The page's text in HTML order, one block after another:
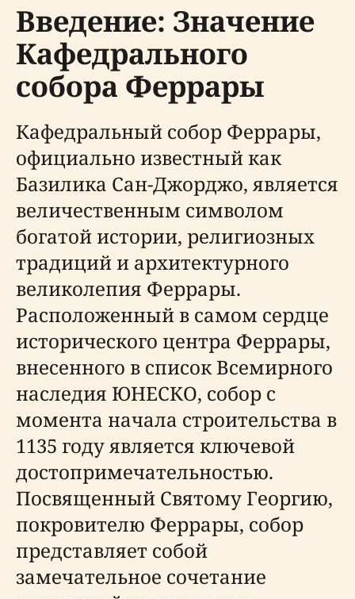
Введение: Значение
Кафедрального
собора Феррары
Кафедральный собор Феррары,
официально известный как
Базилика Сан-Джорджо, является
величественным символом
богатой истории, религиозных
традиций и архитектурного
великолепия Феррары.
Расположенный в самом сердце
исторического центра Феррары,
внесенного в список Всемирного
наследия ЮНЕСКО, собор с
момента начала строительства в
1135 году является ключевой
достопримечательностью.
Посвященный Святому Георгию,
покровителю Феррары, собор
представляет собой
замечательное сочетание